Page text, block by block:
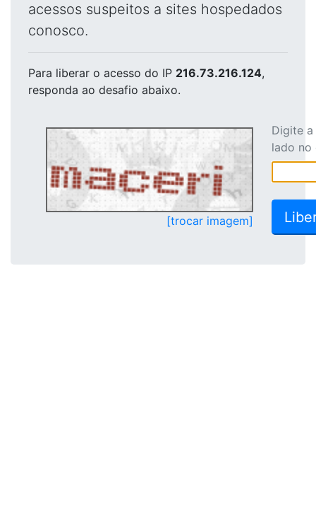
acessos suspeitos a sites hospedados
conosco.
Para liberar o acesso do IP 216.73.216.124,
responda ao desafio abaixo.
[trocar imagem]
Digite
lado no